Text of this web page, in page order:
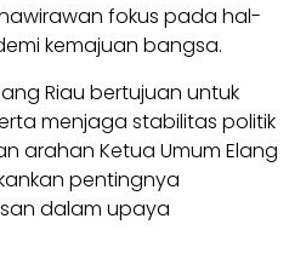
fokus pada hal-
kemajuan bangsa.
Riau bertujuan untuk
menjaga stabilitas politik
arahan Ketua Umum Elang
pentingnya
dalam upaya